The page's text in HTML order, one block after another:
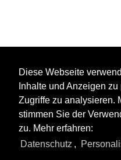
Diese Webseite
Inhalte und Anzeigen
Zugriffe zu analysieren.
stimmen Sie der
zu. Mehr erfahren:
Datenschutz ,